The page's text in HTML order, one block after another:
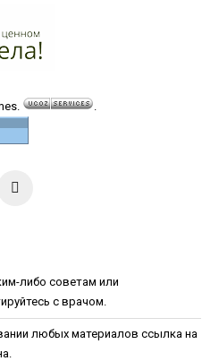
.
либо советам или
с врачом.
любых материалов ссылка на